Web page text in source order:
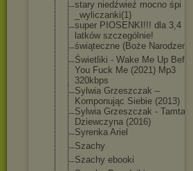
stary niedźwieź mocno śpi
_wyliczanki(1)
super PIOSENKI!!! dla 3,4
latków szczególnie!
świąteczne (Boże Narodzenie)
Świetliki - Wake Me Up Before
You Fuck Me (2021) Mp3
320kbps
Sylwia Grzeszczak –
Komponując Siebie (2013)
Sylwia Grzeszczak - Tamta
Dziewczyna (2016)
Syrenka Ariel
Szachy
Szachy ebooki